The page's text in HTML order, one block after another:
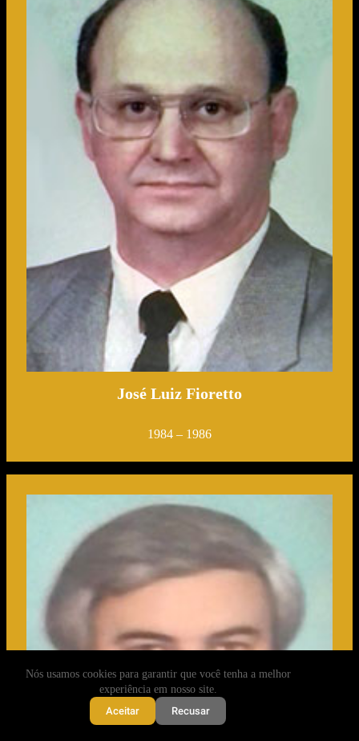
Nós usamos cookies para garantir que você tenha a melhor
experiência em nosso site.
Aceitar
Recusar
José Luiz Fioretto
1984 – 1986